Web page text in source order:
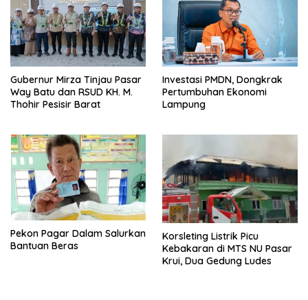
Gubernur Mirza Tinjau Pasar
Way Batu dan RSUD KH. M.
Thohir Pesisir Barat
Investasi PMDN, Dongkrak
Pertumbuhan Ekonomi
Lampung
Pekon Pagar Dalam Salurkan
Bantuan Beras
Korsleting Listrik Picu
Kebakaran di MTS NU Pasar
Krui, Dua Gedung Ludes